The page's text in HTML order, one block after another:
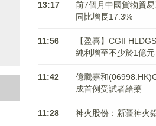
13:17
前7個月中國貨物貿
同比增長17.3%
11:56
【盈喜】CGII
純利增至不少於1億元
11:42
億騰嘉和
成首例受試者給藥
11:28 神火股份：新疆神火